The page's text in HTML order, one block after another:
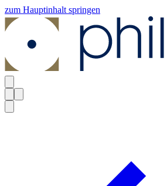
zum Hauptinhalt springen